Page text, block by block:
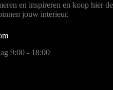
en inspireren en koop hier
jouw interieur.
9:00 - 18:00